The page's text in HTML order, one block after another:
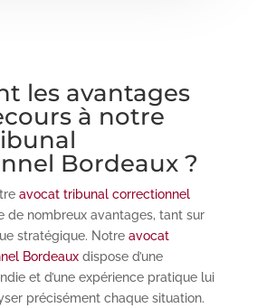
les avantages
à notre
Bordeaux ?
avocat tribunal correctionnel
de nombreux avantages, tant sur
stratégique. Notre avocat
Bordeauxdispose d’une
et d’une expérience pratique lui
précisément chaque situation.